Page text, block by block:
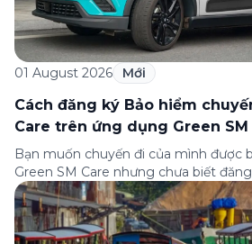
01 August 2026 Mới
Cách đăng ký Bảo hiểm
Care trên ứng dụng Green SM
Bạn muốn chuyến đi của mình được
Green SM Care nhưng chưa biết
dưới đây sẽ hướng dẫn chi tiết cách
gia) gói bảo hiểm này ngay trên ứng
những lưu ý quan trọng trước khi […]